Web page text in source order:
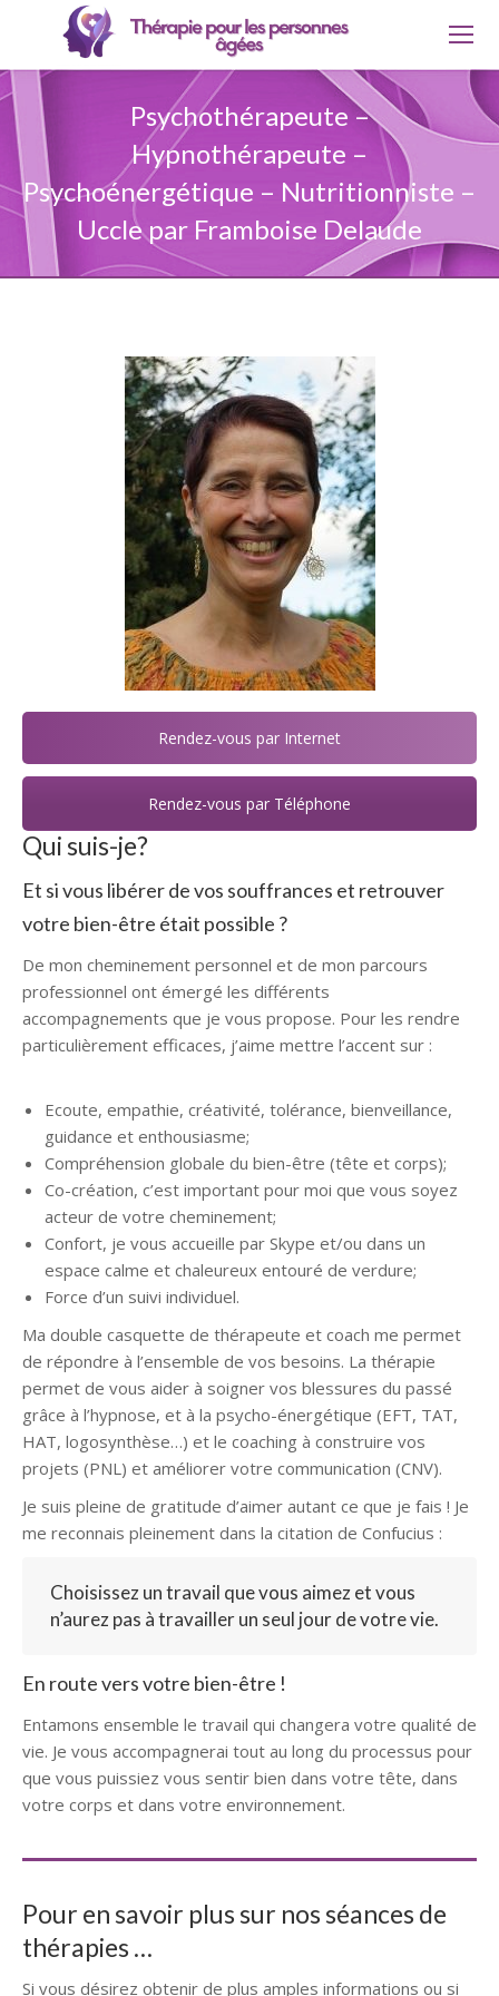
Psychothérapeute –
Hypnothérapeute –
Psychoénergétique – Nutritionniste –
Uccle par Framboise Delaude
Qui suis-je?
Et si vous libérer de vos souffrances et retrouver
votre bien-être était possible ?
De mon cheminement personnel et de mon parcours
professionnel ont émergé les différents
accompagnements que je vous propose. Pour les rendre
particulièrement efficaces, j’aime mettre l’accent sur :
Ecoute, empathie, créativité, tolérance, bienveillance,
guidance et enthousiasme;
Compréhension globale du bien-être (tête et corps);
Co-création, c’est important pour moi que vous soyez
acteur de votre cheminement;
Confort, je vous accueille par Skype et/ou dans un
espace calme et chaleureux entouré de verdure;
Force d’un suivi individuel.
Ma double casquette de thérapeute et coach me permet
de répondre à l’ensemble de vos besoins. La thérapie
permet de vous aider à soigner vos blessures du passé
grâce à l’hypnose, et à la psycho-énergétique (EFT, TAT,
HAT, logosynthèse…) et le coaching à construire vos
projets (PNL) et améliorer votre communication (CNV).
Je suis pleine de gratitude d’aimer autant ce que je fais ! Je
me reconnais pleinement dans la citation de Confucius :
Choisissez un travail que vous aimez et vous
n’aurez pas à travailler un seul jour de votre vie.
En route vers votre bien-être !
Entamons ensemble le travail qui changera votre qualité de
vie. Je vous accompagnerai tout au long du processus pour
que vous puissiez vous sentir bien dans votre tête, dans
votre corps et dans votre environnement.
Rendez-vous par Internet
Rendez-vous par Téléphone
Pour en savoir plus sur nos séances de
thérapies …
Si vous désirez obtenir de plus amples informations ou si